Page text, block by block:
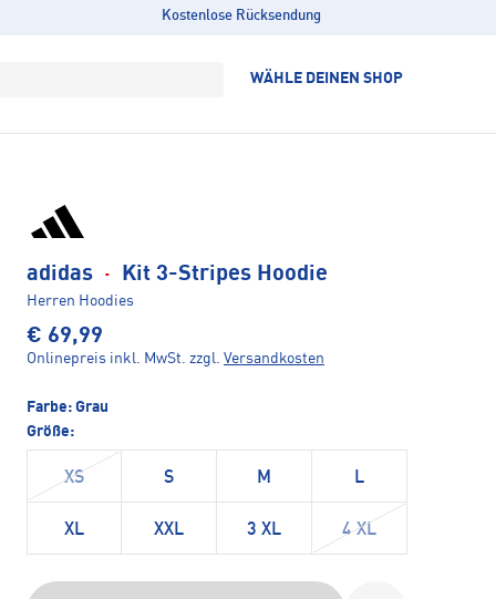
Kostenlose Rücksendung
WÄHLE DEINEN SHOP
adidas · Kit 3-Stripes Hoodie
Herren Hoodies
€ 69,99
Onlinepreis inkl. MwSt. zzgl. Versandkosten
Farbe: Grau
Größe:
XS S M L
XL XXL 3 XL 4 XL